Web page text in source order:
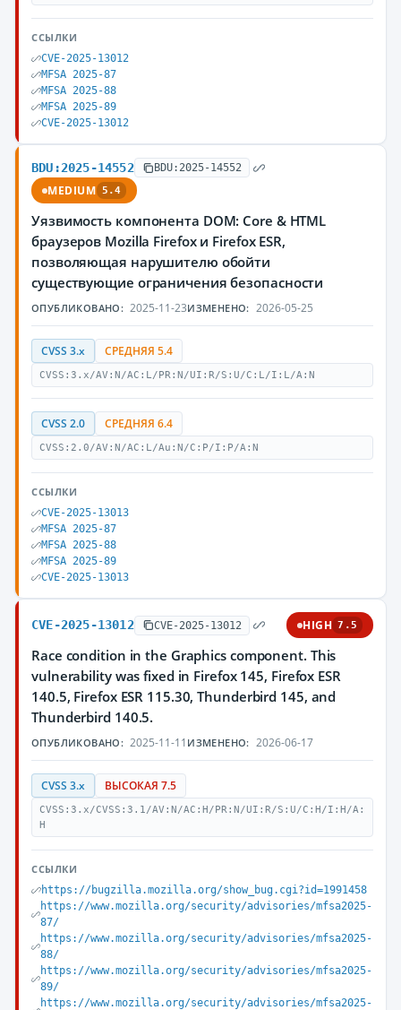
ССЫЛКИ
CVE-2025-13012
MFSA 2025-87
MFSA 2025-88
MFSA 2025-89
CVE-2025-13012
BDU:2025-14552 BDU:2025-14552
MEDIUM 5.4
Уязвимость компонента DOM: Core & HTML
браузеров Mozilla Firefox и Firefox ESR,
позволяющая нарушителю обойти
существующие ограничения безопасности
ОПУБЛИКОВАНО: 2025-11-23ИЗМЕНЕНО: 2026-05-25
CVSS 3.x СРЕДНЯЯ 5.4
CVSS:3.x/AV:N/AC:L/PR:N/UI:R/S:U/C:L/I:L/A:N
CVSS 2.0 СРЕДНЯЯ 6.4
CVSS:2.0/AV:N/AC:L/Au:N/C:P/I:P/A:N
ССЫЛКИ
CVE-2025-13013
MFSA 2025-87
MFSA 2025-88
MFSA 2025-89
CVE-2025-13013
CVE-2025-13012 CVE-2025-13012 HIGH 7.5
Race condition in the Graphics component. This
vulnerability was fixed in Firefox 145, Firefox ESR
140.5, Firefox ESR 115.30, Thunderbird 145, and
Thunderbird 140.5.
ОПУБЛИКОВАНО: 2025-11-11 ИЗМЕНЕНО: 2026-06-17
CVSS 3.x ВЫСОКАЯ 7.5
CVSS:3.x/CVSS:3.1/AV:N/AC:H/PR:N/UI:R/S:U/C:H/I:H/A:
H
ССЫЛКИ
https://bugzilla.mozilla.org/show_bug.cgi?id=1991458
https://www.mozilla.org/security/advisories/mfsa2025-
87/
https://www.mozilla.org/security/advisories/mfsa2025-
88/
https://www.mozilla.org/security/advisories/mfsa2025-
89/
https://www.mozilla.org/security/advisories/mfsa2025-